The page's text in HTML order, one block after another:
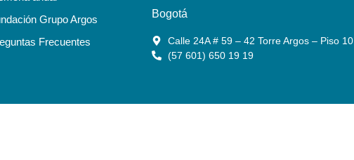
Grupo Argos
Frecuentes
Bogotá
Calle 24A # 59 – 42 Torre Argos – Piso 10
(57 601) 650 19 19